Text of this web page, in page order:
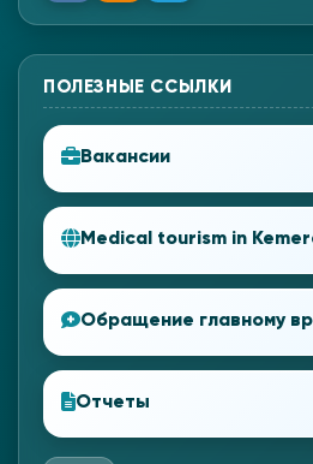
ПОЛЕЗНЫЕ ССЫЛКИ
Вакансии
Medical tourism in
Обращение главному
Отчеты